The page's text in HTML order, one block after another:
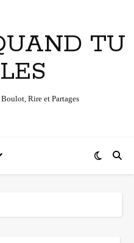
TU
Rire et Partages